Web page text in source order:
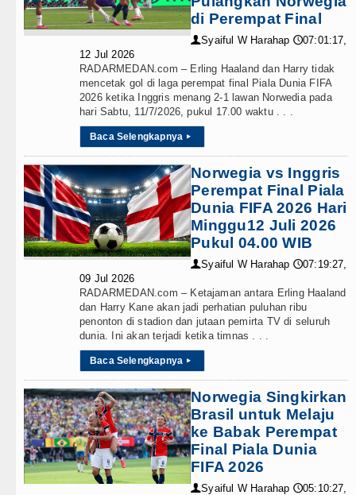
Internasional
TIPS dan TRIK
Video
Kesehatan
Kuliner
Siraman Rohani
Usulan BKP 2027
Pelayanan Primer
Air Panas Doulu
Pemulihan
Ajang Silahturahmi
Usulan BKP 2027
Pelayanan Primer
Tinggi
Air Panas Doulu
di Perempat Final
👤Syaiful W Harahap 🕔07:01:17,
12 Jul 2026
RADARMEDAN.com – Erling Haaland dan Harry tidak
mencetak gol di laga perempat final Piala Dunia FIFA
2026 ketika Inggris menang 2-1 lawan Norwedia pada
hari Sabtu, 11/7/2026, pukul 17.00 waktu . . .
Baca Selengkapnya ▸
Norwegia vs Inggris
Perempat Final Piala
Dunia FIFA 2026 Hari
Minggu12 Juli 2026
Pukul 04.00 WIB
👤Syaiful W Harahap 🕔07:19:27,
09 Jul 2026
RADARMEDAN.com – Ketajaman antara Erling Haaland
dan Harry Kane akan jadi perhatian puluhan ribu
penonton di stadion dan jutaan pemirta TV di seluruh
dunia. Ini akan terjadi ketika timnas . . .
Baca Selengkapnya ▸
Norwegia Singkirkan
Brasil untuk Melaju
ke Babak Perempat
Final Piala Dunia
FIFA 2026
👤Syaiful W Harahap 🕔05:10:27,